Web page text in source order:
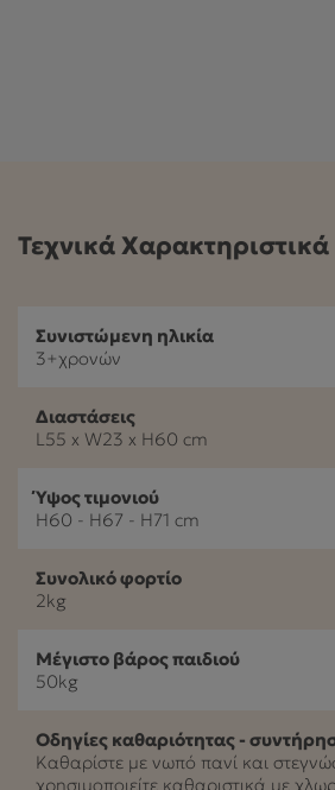
Τεχνικά Χαρακτηριστικά
Συνιστώμενη ηλικία
3+χρονών
Διαστάσεις
L55 x W23 x H60 cm
Ύψος τιμονιού
H60 - H67 - H71 cm
Συνολικό φορτίο
2kg
Μέγιστο βάρος παιδιού
50kg
Οδηγίες καθαριότητας -
Καθαρίστε με νωπό πανί και
χρησιμοποιείτε καθαριστικά με